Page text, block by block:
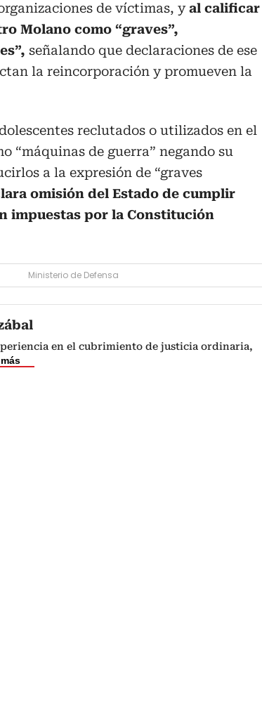
de víctimas, yal calificar
Molano como “graves”,
señalando que declaraciones de ese
la reincorporación y promueven la
reclutados o utilizados en el
“máquinas de guerra” negando su
a la expresión de “graves
omisión del Estado de cumplir
impuestas por la Constitución
Ministerio de Defensa
en el cubrimiento de justicia ordinaria,